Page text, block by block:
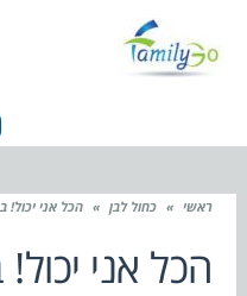
ראשי » כחול לבן » הכל אני יכול!
הכל אני יכול!